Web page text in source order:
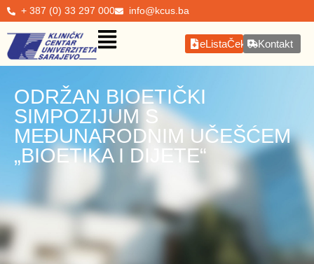
+ 387 (0) 33 297 000 info@kcus.ba
eListaČekanjaKontakt
ODRŽAN BIOETIČKI
SIMPOZIJUM S
MEĐUNARODNIM UČEŠĆEM
„BIOETIKA I DIJETE“